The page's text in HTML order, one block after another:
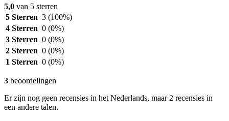
5,0 van 5 sterren
5 Sterren 3 (100%)
4 Sterren 0 (0%)
3 Sterren 0 (0%)
2 Sterren 0 (0%)
1 Sterren 0 (0%)
3 beoordelingen
Er zijn nog geen recensies in het Nederlands, maar 2 recensies in
een andere talen.